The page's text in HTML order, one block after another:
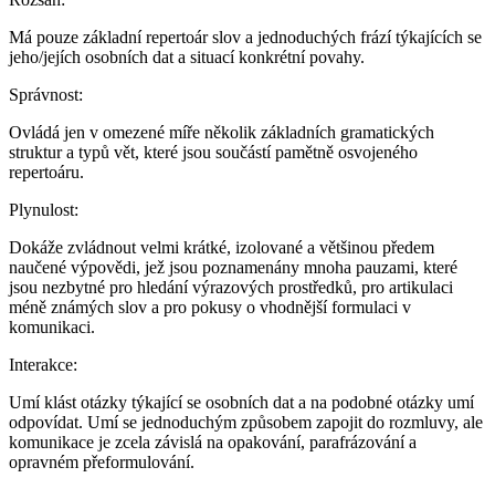
Má pouze základní repertoár slov a jednoduchých frází týkajících se
jeho/jejích osobních dat a situací konkrétní povahy.
Správnost:
Ovládá jen v omezené míře několik základních gramatických
struktur a typů vět, které jsou součástí pamětně osvojeného
repertoáru.
Plynulost:
Dokáže zvládnout velmi krátké, izolované a většinou předem
naučené výpovědi, jež jsou poznamenány mnoha pauzami, které
jsou nezbytné pro hledání výrazových prostředků, pro artikulaci
méně známých slov a pro pokusy o vhodnější formulaci v
komunikaci.
Interakce:
Umí klást otázky týkající se osobních dat a na podobné otázky umí
odpovídat. Umí se jednoduchým způsobem zapojit do rozmluvy, ale
komunikace je zcela závislá na opakování, parafrázování a
opravném přeformulování.